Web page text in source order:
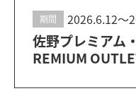
佐野プレミアム
REMIUM
期間 2026.6.12〜